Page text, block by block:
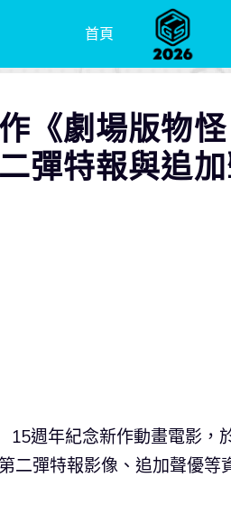
首頁
《劇場版物
彈特報與追加
15週年紀念新作動畫電影，
二彈特報影像、追加聲優